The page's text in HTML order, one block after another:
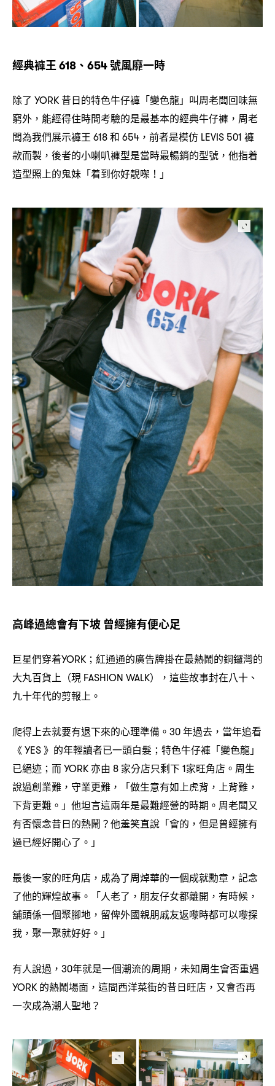
經典褲王618 、 654號風靡一時
除了 YORK 昔日的特色牛仔褲「變色龍」叫周老闆回味無
窮外 ， 能經得住時間考驗的是最基本的經典牛仔褲 ， 周老
闆為我們展示褲王 618和 654， 前者是模仿 LEVIS 501 褲
款而製 ， 後者的小喇叭褲型是當時最暢銷的型號 ， 他指着
造型照上的鬼妹「着到你好靚㗎 ！ 」
高峰過總會有下坡 曾經擁有便心足
巨星們穿着YORK； 紅通通的廣告牌掛在最熱鬧的銅鑼灣的
大丸百貨上 （現 FASHION WALK）， 這些故事封在八十、
九十年代的剪報上。
爬得上去就要有退下來的心理準備。 30年過去 ， 當年追看
《YES》的年輕讀者已一頭白髮 ； 特色牛仔褲「變色龍」
已絕迹 ； 而YORK 亦由 8 家分店只剩下 1家旺角店。周生
說過創業難 ， 守業更難 ， 「做生意有如上虎背 ， 上背難 ，
下背更難。」他坦言這兩年是最難經營的時期。周老闆又
有否懷念昔日的熱鬧 ？他羞笑直說「會的 ， 但是曾經擁有
過已經好開心了。」
最後一家的旺角店 ， 成為了周焯華的一個成就勳章 ， 記念
了他的輝煌故事。「人老了 ， 朋友仔女都離開 ， 有時候 ，
舖頭係一個聚腳地 ， 留俾外國親朋戚友返嚟時都可以嚟探
我 ， 聚一聚就好好。」
有人說過 ，30年就是一個潮流的周期 ， 未知周生會否重遇
YORK 的熱鬧場面 ， 這間西洋菜街的昔日旺店 ， 又會否再
一次成為潮人聖地？